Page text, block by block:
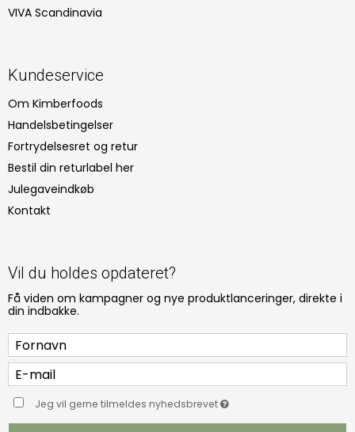
VIVA Scandinavia
Kundeservice
Om Kimberfoods
Handelsbetingelser
Fortrydelsesret og retur
Bestil din returlabel her
Julegaveindkøb
Kontakt
Vil du holdes opdateret?
Få viden om kampagner og nye produktlanceringer, direkte i
din indbakke.
Jeg vil gerne tilmeldes nyhedsbrevet